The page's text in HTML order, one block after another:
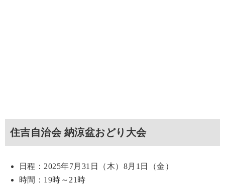
住吉自治会 納涼盆おどり大会
日程：2025年7月31日（木）8月1日（金）
時間：19時～21時